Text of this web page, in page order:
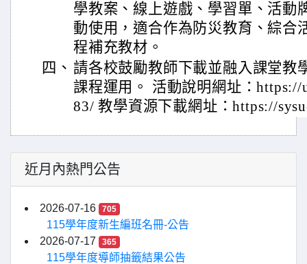
學教案、線上遊戲、學習單、活動
動使用，適合作為防災教育、綜合
程補充教材。
四、 請各校鼓勵教師下載並融入課堂教
課程運用。 活動說明網址：https://
83/ 教學資源下載網址：https://
近月內熱門公告
2026-07-16 705
115學年度新生編班名冊-公告
2026-07-17
365
115學年度導師抽籤結果公告